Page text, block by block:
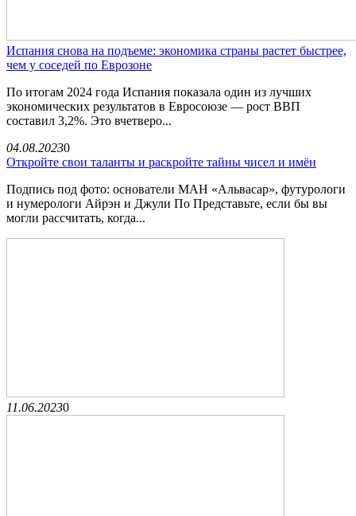
Испания снова на подъеме: экономика страны растет быстрее,
чем у соседей по Еврозоне
По итогам 2024 года Испания показала один из лучших
экономических результатов в Евросоюзе — рост ВВП
составил 3,2%. Это вчетверо...
04.08.20230
Откройте свои таланты и раскройте тайны чисел и имён
Подпись под фото: основатели МАН «Альвасар», футурологи
и нумерологи Айрэн и Джули По Представьте, если бы вы
могли рассчитать, когда...
11.06.20230